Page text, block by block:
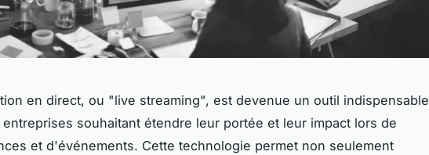
en direct, ou "live streaming", est devenue un outil indispensable
souhaitant étendre leur portée et leur impact lors de
et d'événements. Cette technologie permet non seulement